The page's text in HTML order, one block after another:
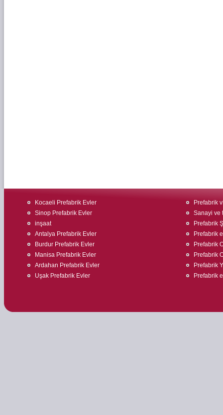
Kocaeli Prefabrik Evler
Sinop Prefabrik Evler
inşaat
Antalya Prefabrik Evler
Burdur Prefabrik Evler
Manisa Prefabrik Evler
Ardahan Prefabrik Evler
Uşak Prefabrik Evler
Prefabrik
Sanayi ve
Prefabrik
Prefabrik
Prefabrik
Prefabrik
Prefabrik
Prefabrik